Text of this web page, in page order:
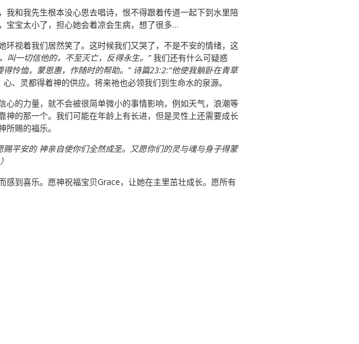
和我先生根本没心思去唱诗，恨不得跟着传道一起下到水里陪
宝宝太小了，担心她会着凉会生病，想了很多…
视着我们居然笑了。这时候我们又哭了，不是不安的情绪，这
叫一切信他的，不至灭亡，反得永生。”我们还有什么可疑惑
怜恤，蒙恩惠，作随时的帮助。” 诗篇23:2:“他使我躺卧在青草
、灵都得着神的供应。将来祂也必领我们到生命水的泉源。
的力量，就不会被很简单微小的事情影响，例如天气，浪潮等
的那一个。我们可能在年龄上有长进，但是灵性上还需要成长
赐的福乐。
平安的 神亲自使你们全然成圣。又愿你们的灵与魂与身子得蒙
到喜乐。愿神祝福宝贝Grace，让她在主里茁壮成长。愿所有